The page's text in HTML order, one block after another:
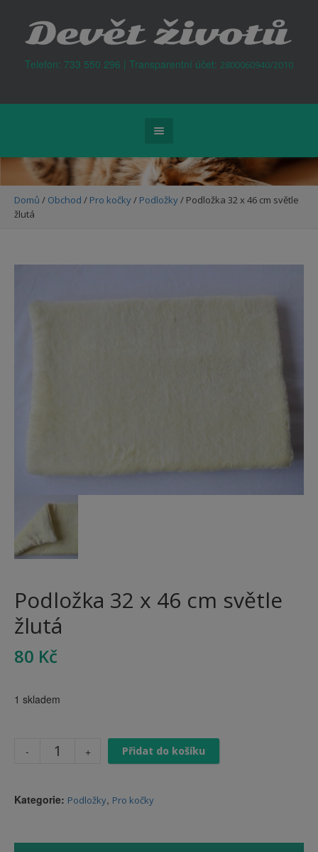
Telefon: 733 550 296 | Transparentní účet: 2800060940/2010
Domů / Obchod / Pro kočky/ Podložky/ Podložka 32 x 46 cm světle
žlutá
Podložka 32 x 46 cm světle
žlutá
80 Kč
1 skladem
Přidat do košíku
Kategorie: Podložky, Pro kočky